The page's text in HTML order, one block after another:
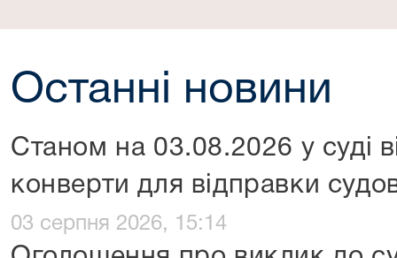
Останні новини
Станом на 03.08.2026 у суді
конверти для відправки
03 серпня 2026, 15:14